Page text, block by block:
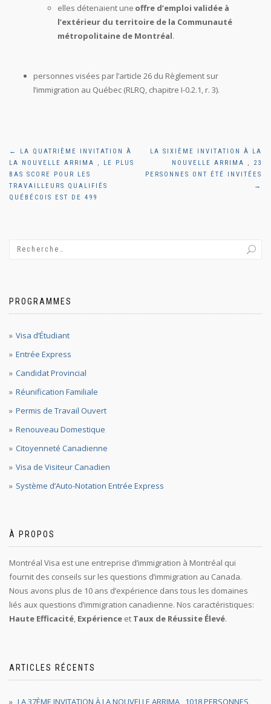
elles détenaient une offre d’emploi validée à
l’extérieur du territoire de la Communauté
métropolitaine de Montréal.
personnes visées par l’article 26 du Règlement sur
l’immigration au Québec (RLRQ, chapitre I-0.2.1, r. 3).
Navigation
de
l'article
←
LA QUATRIÈME INVITATION À
LA NOUVELLE ARRIMA , LE PLUS
BAS SCORE POUR LES
TRAVAILLEURS QUALIFIÉS
QUÉBÉCOIS EST DE 499
LA SIXIÈME INVITATION À LA
NOUVELLE ARRIMA , 23
PERSONNES ONT ÉTÉ INVITÉES
→
PROGRAMMES
Visa d’Étudiant
Entrée Express
Candidat Provincial
Réunification Familiale
Permis de Travail Ouvert
Renouveau Domestique
Citoyenneté Canadienne
Visa de Visiteur Canadien
Système d’Auto-Notation Entrée Express
À PROPOS
Montréal Visa est une entreprise d’immigration à Montréal qui
fournit des conseils sur les questions d’immigration au Canada.
Nous avons plus de 10 ans d’expérience dans tous les domaines
liés aux questions d’immigration canadienne. Nos caractéristiques:
Haute Efficacité Expérience et Taux de Réussite Élevé.
ARTICLES RÉCENTS
LA 37ÈME INVITATION À LA NOUVELLE ARRIMA , 1018 PERSONNES